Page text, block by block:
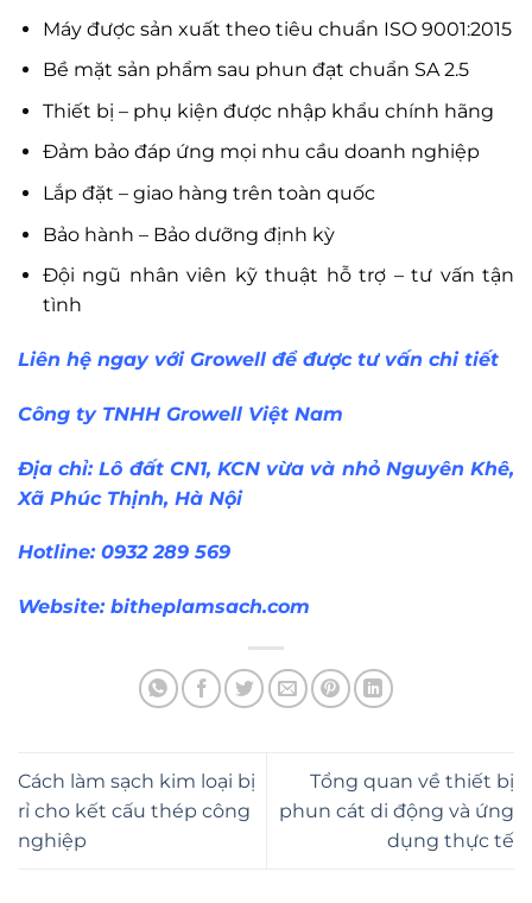
Máy được sản xuất theo tiêu chuẩn ISO 9001:2015
Bề mặt sản phẩm sau phun đạt chuẩn SA 2.5
Thiết bị – phụ kiện được nhập khẩu chính hãng
Đảm bảo đáp ứng mọi nhu cầu doanh nghiệp
Lắp đặt – giao hàng trên toàn quốc
Bảo hành – Bảo dưỡng định kỳ
Đội ngũ nhân viên kỹ thuật hỗ trợ – tư vấn tận
tình
Liên hệ ngay với Growell để được tư vấn chi tiết
Công ty TNHH Growell Việt Nam
Địa chỉ: Lô đất CN1, KCN vừa và nhỏ Nguyên Khê,
Xã Phúc Thịnh, Hà Nội
Hotline: 0932 289 569
Website: bitheplamsach.com
Cách làm sạch kim loại bị
rỉ cho kết cấu thép công
nghiệp
Tổng quan về thiết bị
phun cát di động và ứng
dụng thực tế